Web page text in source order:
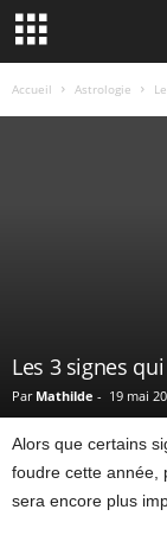
Accueil Astrologie
Les 3 signes
Par Mathilde - 19 mai
Alors que certains
foudre cette année,
sera encore plus